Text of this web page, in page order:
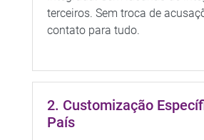
terceiros. Sem troca de
contato para tudo.
2. Customização
País